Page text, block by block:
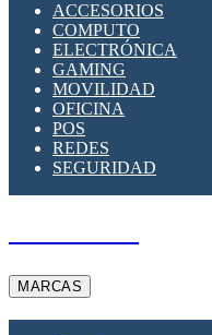
ACCESORIOS
COMPUTO
ELECTRÓNICA
GAMING
MOVILIDAD
OFICINA
POS
REDES
SEGURIDAD
MARCAS